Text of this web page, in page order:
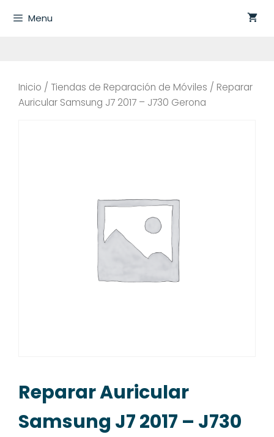
Menu
Inicio / Tiendas de Reparación de Móviles / Reparar
Auricular Samsung J7 2017 – J730 Gerona
Reparar Auricular
Samsung J7 2017 – J730